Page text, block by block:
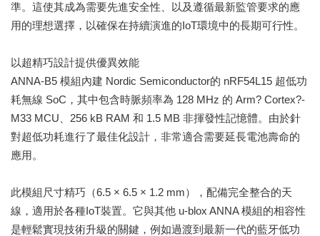
準。這使其成為需要先進安全性、以及遵循最新監管要求的應
用的理想選擇，以確保在持續演進的IoT環境中的長期可行性。
以超精巧設計提供優異效能
ANNA-B5 模組內建 Nordic Semiconductor的 nRF54L15 超低功
耗無線 SoC，其中包含時脈頻率為 128 MHz 的 Arm? Cortex?-
M33 MCU、256 kB RAM 和 1.5 MB 非揮發性記憶體。由於針
對超低功耗進行了最佳化設計，非常適合需要延長電池壽命的
應用。
此模組尺寸精巧（6.5 × 6.5 × 1.2 mm），配備完全整合的天
線，適用於各種IoT裝置。它與其他 u-blox ANNA 模組的相容性
是輕鬆實現技術升級的關鍵，例如過渡到最新一代的藍牙低功